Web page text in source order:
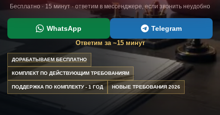
Бесплатно · 15 минут · ответим в мессенджере, если звонить неудобно
WhatsApp Telegram
Ответим за ~15 минут
ДОРАБАТЫВАЕМ БЕСПЛАТНО
КОМПЛЕКТ ПО ДЕЙСТВУЮЩИМ ТРЕБОВАНИЯМ
ПОДДЕРЖКА ПО КОМПЛЕКТУ - 1 ГОД НОВЫЕ ТРЕБОВАНИЯ 2026